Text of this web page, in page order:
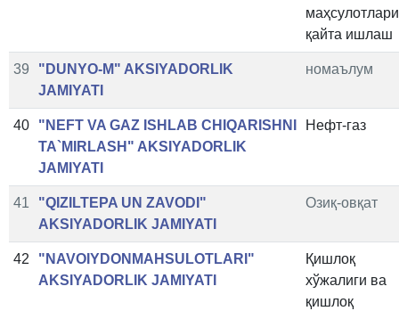
қайта ишлаш
39
"DUNYO-M" AKSIYADORLIK
JAMIYATI
номаълум
40
"NEFT VA GAZ ISHLAB CHIQARISHNI
TA`MIRLASH" AKSIYADORLIK
JAMIYATI
Нефт-газ
41
"QIZILTEPA UN ZAVODI"
AKSIYADORLIK JAMIYATI
Озиқ-овқат
42
"NAVOIYDONMAHSULOTLARI"
AKSIYADORLIK JAMIYATI
Қишлоқ
хўжалиги ва
қишлоқ